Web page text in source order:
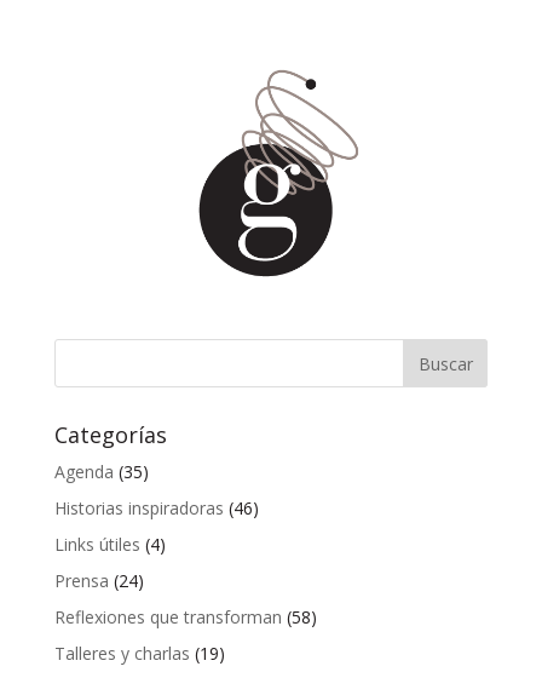
Categorías
Agenda (35)
Historias inspiradoras (46)
Links útiles (4)
Prensa (24)
Reflexiones que transforman (58)
Talleres y charlas (19)